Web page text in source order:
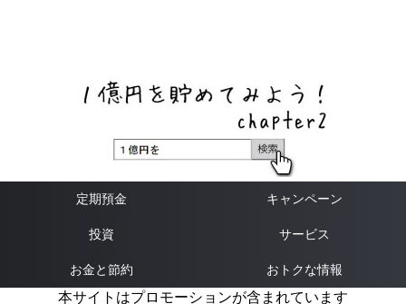
定期預金 キャンペーン
投資 サービス
お金と節約 おトクな情報
本サイトはプロモーションが含まれています